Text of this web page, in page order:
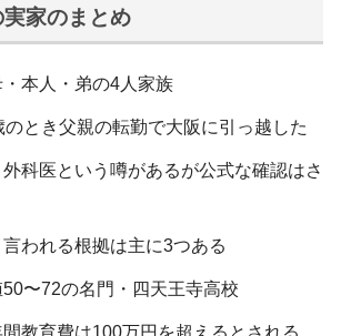
家のまとめ
本人・弟の4人家族
とき父親の転勤で大阪に引っ越した
科医という噂があるが公式な確認はさ
われる根拠は主に3つある
〜72の名門・四天王寺高校